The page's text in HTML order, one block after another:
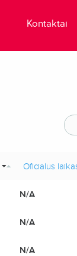
Kontaktai
Oficialus
N/A
N/A
N/A